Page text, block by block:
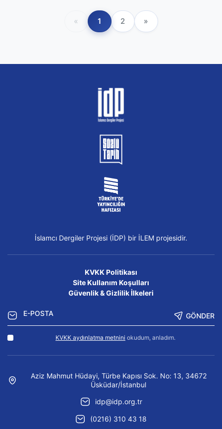
« 1 2 »
İslamcı Dergiler Projesi (İDP) bir İLEM projesidir.
KVKK Politikası
Site Kullanım Koşulları
Güvenlik & Gizlilik İlkeleri
GÖNDER
KVKK aydınlatma metnini okudum, anladım.
Aziz Mahmut Hüdayi, Türbe Kapısı Sok. No: 13, 34672
Üsküdar/İstanbul
idp@idp.org.tr
(0216) 310 43 18